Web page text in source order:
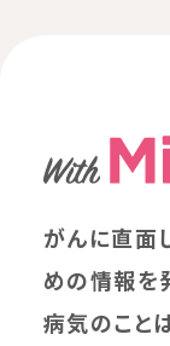
がんに直面
めの情報を
病気のこと